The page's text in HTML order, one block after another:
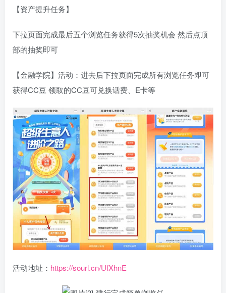
【资产提升任务】
下拉页面完成最后五个浏览任务获得5次抽奖机会 然后点顶
部的抽奖即可
【金融学院】活动：进去后下拉页面完成所有浏览任务即可
获得CC豆 领取的CC豆可兑换话费、E卡等
活动地址： https://sourl.cn/UfXhnE